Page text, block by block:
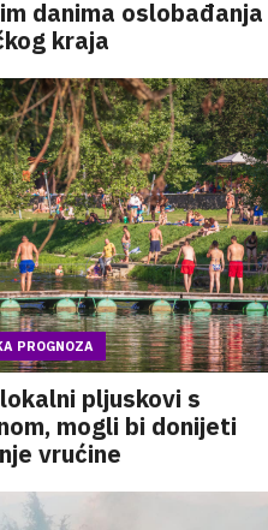
danima oslobađanja
kraja
PROGNOZA
pljuskovi s
mogli bi donijeti
vrućine